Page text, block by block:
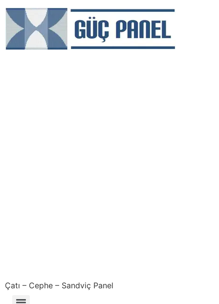
Çatı – Cephe – Sandviç Panel